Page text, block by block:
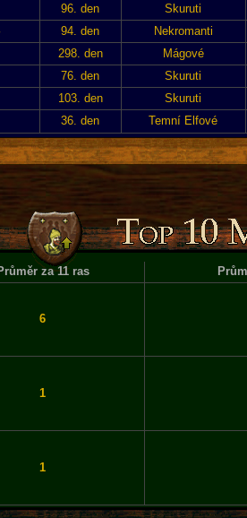
96. den
Skuruti
94. den
Nekromanti
298. den
Mágové
76. den
Skuruti
103. den
Skuruti
36. den
Temní Elfové
za 11 ras
6
1
1